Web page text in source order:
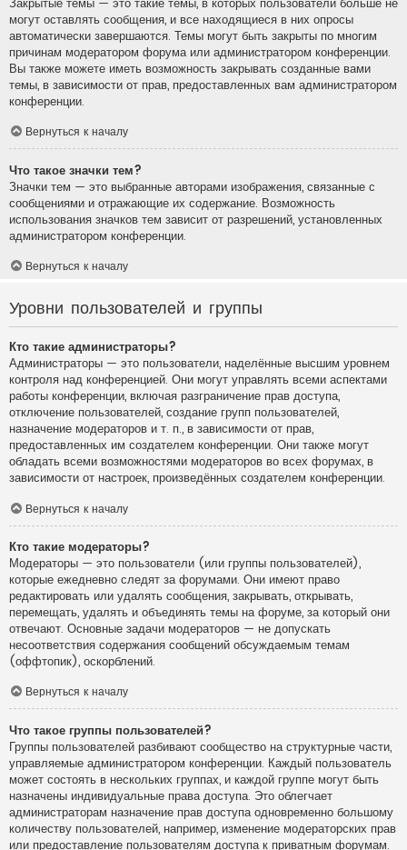
могут оставлять сообщения, и все находящиеся в них опросы
автоматически завершаются. Темы могут быть закрыты по многим
причинам модератором форума или администратором конференции.
Вы также можете иметь возможность закрывать созданные вами
темы, в зависимости от прав, предоставленных вам администратором
конференции.
Вернуться к началу
Что такое значки тем?
Значки тем — это выбранные авторами изображения, связанные с
сообщениями и отражающие их содержание. Возможность
использования значков тем зависит от разрешений, установленных
администратором конференции.
Вернуться к началу
Уровни пользователей и группы
Кто такие администраторы?
Администраторы — это пользователи, наделённые высшим уровнем
контроля над конференцией. Они могут управлять всеми аспектами
работы конференции, включая разграничение прав доступа,
отключение пользователей, создание групп пользователей,
назначение модераторов и т. п., в зависимости от прав,
предоставленных им создателем конференции. Они также могут
обладать всеми возможностями модераторов во всех форумах, в
зависимости от настроек, произведённых создателем конференции.
Вернуться к началу
Кто такие модераторы?
Модераторы — это пользователи (или группы пользователей),
которые ежедневно следят за форумами. Они имеют право
редактировать или удалять сообщения, закрывать, открывать,
перемещать, удалять и объединять темы на форуме, за который они
отвечают. Основные задачи модераторов — не допускать
несоответствия содержания сообщений обсуждаемым темам
(оффтопик), оскорблений.
Вернуться к началу
Что такое группы пользователей?
Группы пользователей разбивают сообщество на структурные части,
управляемые администратором конференции. Каждый пользователь
может состоять в нескольких группах, и каждой группе могут быть
назначены индивидуальные права доступа. Это облегчает
администраторам назначение прав доступа одновременно большому
количеству пользователей, например, изменение модераторских прав
или предоставление пользователям доступа к приватным форумам.